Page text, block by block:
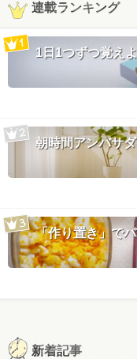
連載ランキング
1日1つずつ覚え
朝時間アンバサ
「作り置き」で
新着記事